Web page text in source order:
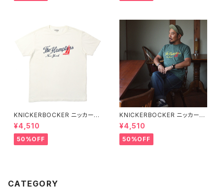
KNICKERBOCKER ニッカーボ
ッカー MILK ハンプトン Tシャ
ツ
¥4,510
50%OFF
KNICKERBOCKER ニッカーボ
ッカー GREEN ハンプトン Tシ
ャツ
¥4,510
50%OFF
CATEGORY